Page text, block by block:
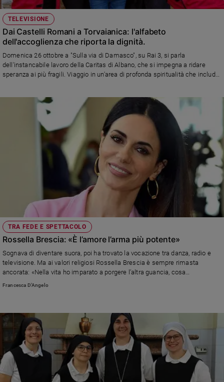
TELEVISIONE
Dai Castelli Romani a Torvaianica: l'alfabeto
dell'accoglienza che riporta la dignità.
Domenica 26 ottobre a "Sulla via di Damasco", su Rai 3, si parla
dell'instancabile lavoro della Caritas di Albano, che si impegna a ridare
speranza ai più fragili. Viaggio in un'area di profonda spiritualità che include
TRA FEDE E SPETTACOLO
Rossella Brescia: «È l’amore l’arma più potente»
Sognava di diventare suora, poi ha trovato la vocazione tra danza, radio e
televisione. Ma ai valori religiosi Rossella Brescia è sempre rimasta
ancorata: «Nella vita ho imparato a porgere l’altra guancia, cosa
difficilissima ma preziosa»
Francesca D'Angelo